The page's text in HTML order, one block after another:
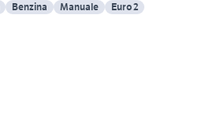
Benzina Manuale Euro 2